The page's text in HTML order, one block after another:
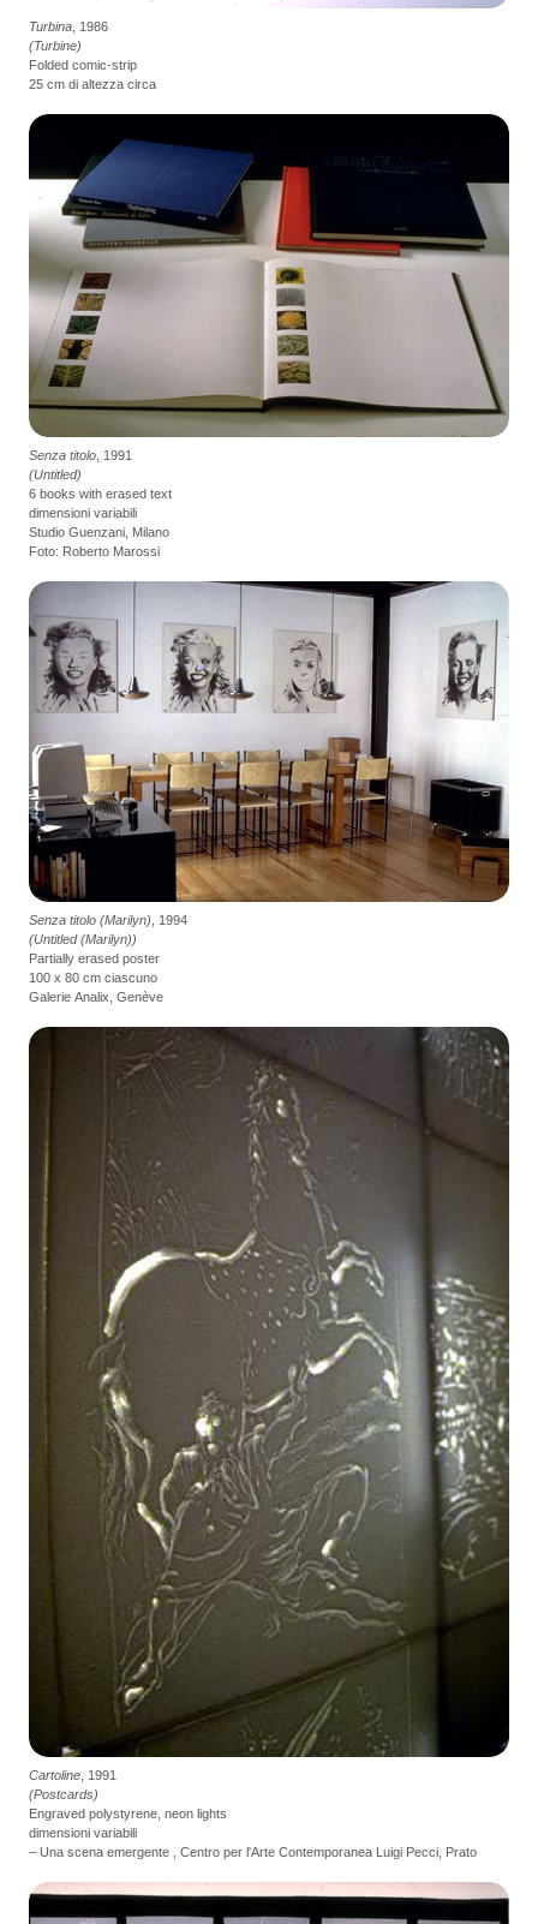
Turbina , 1986
(Turbine)
Folded comic-strip
25 cm di altezza circa
Senza titolo , 1991
(Untitled)
6 books with erased text
dimensioni variabili
Studio Guenzani, Milano
Foto: Roberto Marossi
Senza titolo (Marilyn) , 1994
(Untitled (Marilyn))
Partially erased poster
100 x 80 cm ciascuno
Galerie Analix, Genève
Cartoline , 1991
(Postcards)
Engraved polystyrene, neon lights
dimensioni variabili
– Una scena emergente , Centro per l'Arte Contemporanea Luigi Pecci, Prato